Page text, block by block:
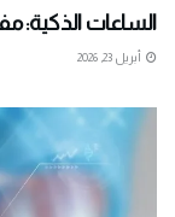
الساعات الذكية:
أبريل 23, 2026